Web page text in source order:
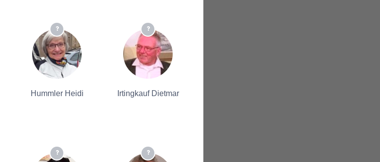
Hummler Heidi Irtingkauf Dietmar